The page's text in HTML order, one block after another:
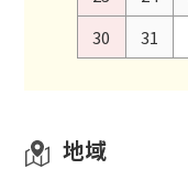
30
31
地域